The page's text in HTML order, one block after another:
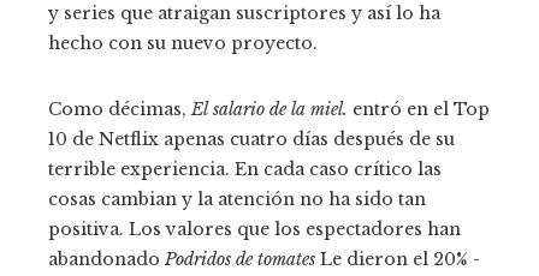
y series que atraigan suscriptores y así lo ha
hecho con su nuevo proyecto.
Como décimas, El salario de la miel. entró en el Top
10 de Netflix apenas cuatro días después de su
terrible experiencia. En cada caso crítico las
cosas cambian y la atención no ha sido tan
positiva. Los valores que los espectadores han
abandonadoPodridos de tomates Le dieron el 20% -